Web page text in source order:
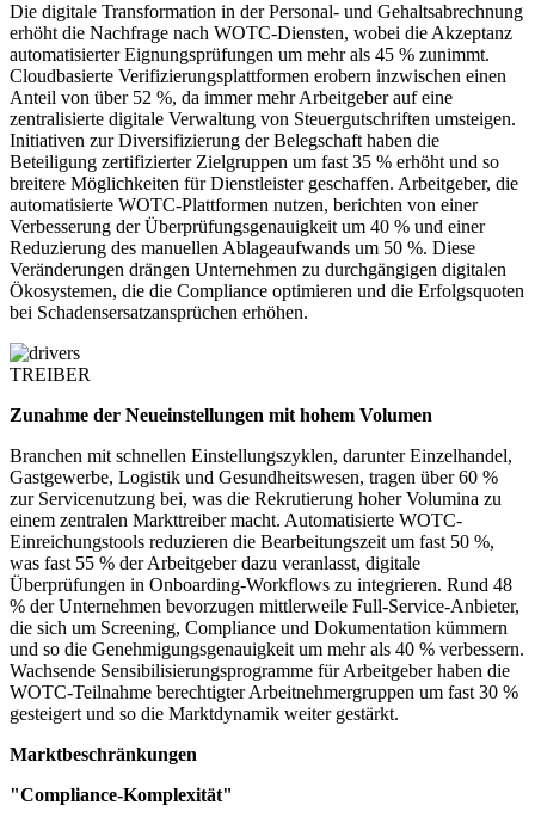
Die digitale Transformation in der Personal- und Gehaltsabrechnung
erhöht die Nachfrage nach WOTC-Diensten, wobei die Akzeptanz
automatisierter Eignungsprüfungen um mehr als 45 % zunimmt.
Cloudbasierte Verifizierungsplattformen erobern inzwischen einen
Anteil von über 52 %, da immer mehr Arbeitgeber auf eine
zentralisierte digitale Verwaltung von Steuergutschriften umsteigen.
Initiativen zur Diversifizierung der Belegschaft haben die
Beteiligung zertifizierter Zielgruppen um fast 35 % erhöht und so
breitere Möglichkeiten für Dienstleister geschaffen. Arbeitgeber, die
automatisierte WOTC-Plattformen nutzen, berichten von einer
Verbesserung der Überprüfungsgenauigkeit um 40 % und einer
Reduzierung des manuellen Ablageaufwands um 50 %. Diese
Veränderungen drängen Unternehmen zu durchgängigen digitalen
Ökosystemen, die die Compliance optimieren und die Erfolgsquoten
bei Schadensersatzansprüchen erhöhen.
TREIBER
Zunahme der Neueinstellungen mit hohem Volumen
Branchen mit schnellen Einstellungszyklen, darunter Einzelhandel,
Gastgewerbe, Logistik und Gesundheitswesen, tragen über 60 %
zur Servicenutzung bei, was die Rekrutierung hoher Volumina zu
einem zentralen Markttreiber macht. Automatisierte WOTC-
Einreichungstools reduzieren die Bearbeitungszeit um fast 50 %,
was fast 55 % der Arbeitgeber dazu veranlasst, digitale
Überprüfungen in Onboarding-Workflows zu integrieren. Rund 48
% der Unternehmen bevorzugen mittlerweile Full-Service-Anbieter,
die sich um Screening, Compliance und Dokumentation kümmern
und so die Genehmigungsgenauigkeit um mehr als 40 % verbessern.
Wachsende Sensibilisierungsprogramme für Arbeitgeber haben die
WOTC-Teilnahme berechtigter Arbeitnehmergruppen um fast 30 %
gesteigert und so die Marktdynamik weiter gestärkt.
Marktbeschränkungen
"Compliance-Komplexität"